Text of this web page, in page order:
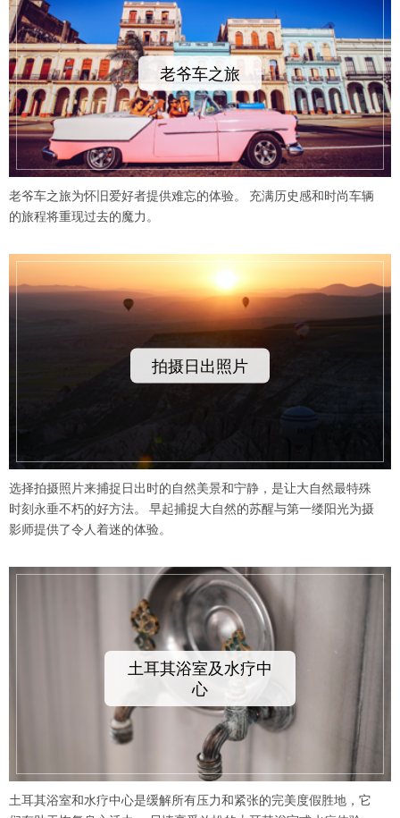
老爷车之旅
老爷车之旅为怀旧爱好者提供难忘的体验。 充满历史感和时尚车辆
的旅程将重现过去的魔力。
拍摄日出照片
选择拍摄照片来捕捉日出时的自然美景和宁静，是让大自然最特殊
时刻永垂不朽的好方法。 早起捕捉大自然的苏醒与第一缕阳光为摄
影师提供了令人着迷的体验。
土耳其浴室及水疗中
心
土耳其浴室和水疗中心是缓解所有压力和紧张的完美度假胜地，它